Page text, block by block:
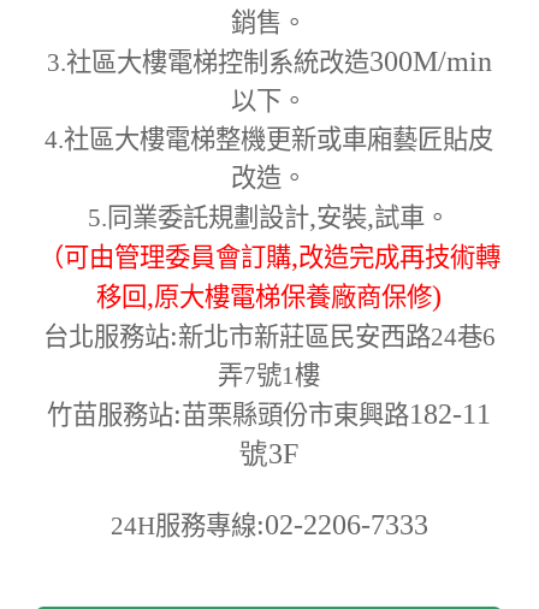
銷售。
3.社區大樓電梯控制系統改造300M/min
以下。
4.社區大樓電梯整機更新或車廂藝匠貼皮
改造。
5. 同業委託規劃設計,安裝,試車。
（可由管理委員會訂購,改造完成再技術轉
移回,原大樓電梯保養廠商保修)
台北服務站:新北市新莊區民安西路24巷6
弄7號1樓
竹苗服務站:苗栗縣頭份市東興路182-11
號3F
24H服務專線:02-2206-7333